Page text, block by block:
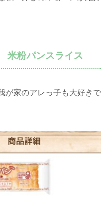
粉パンスライス
が家のアレっ子も大好きで